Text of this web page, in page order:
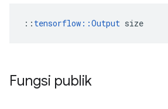
:: tensorflow::Output size
Fungsi publik